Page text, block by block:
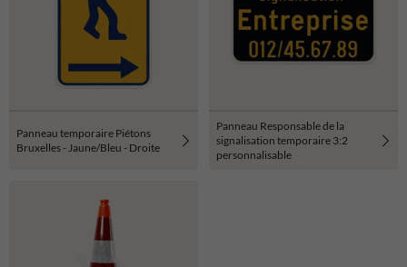
Panneau temporaire Piétons
Bruxelles - Jaune/Bleu - Droite
Panneau Responsable de la
signalisation temporaire 3:2
personnalisable